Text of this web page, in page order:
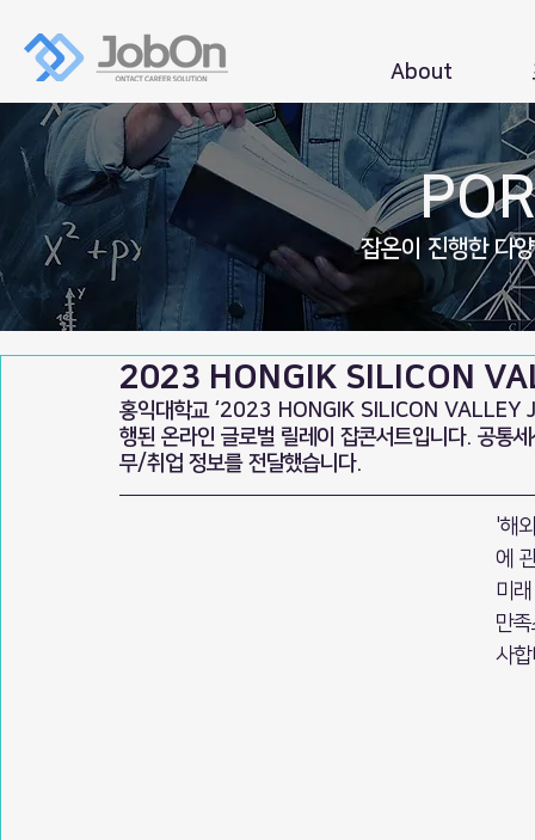
About
잡온이 진행한 다
2023 HONGIK SILICON
홍익대학교 ‘2023 HONGIK SILICON VALLEY
행된 온라인 글로벌 릴레이 잡콘서트입니다. 공통
무/취업 정보를 전달했습니다.
'해
에
미
만
사